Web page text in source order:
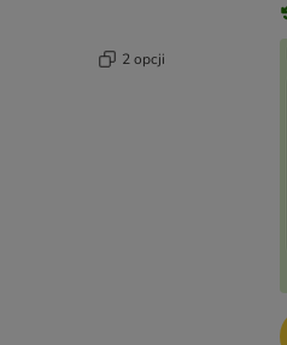
2 opcji